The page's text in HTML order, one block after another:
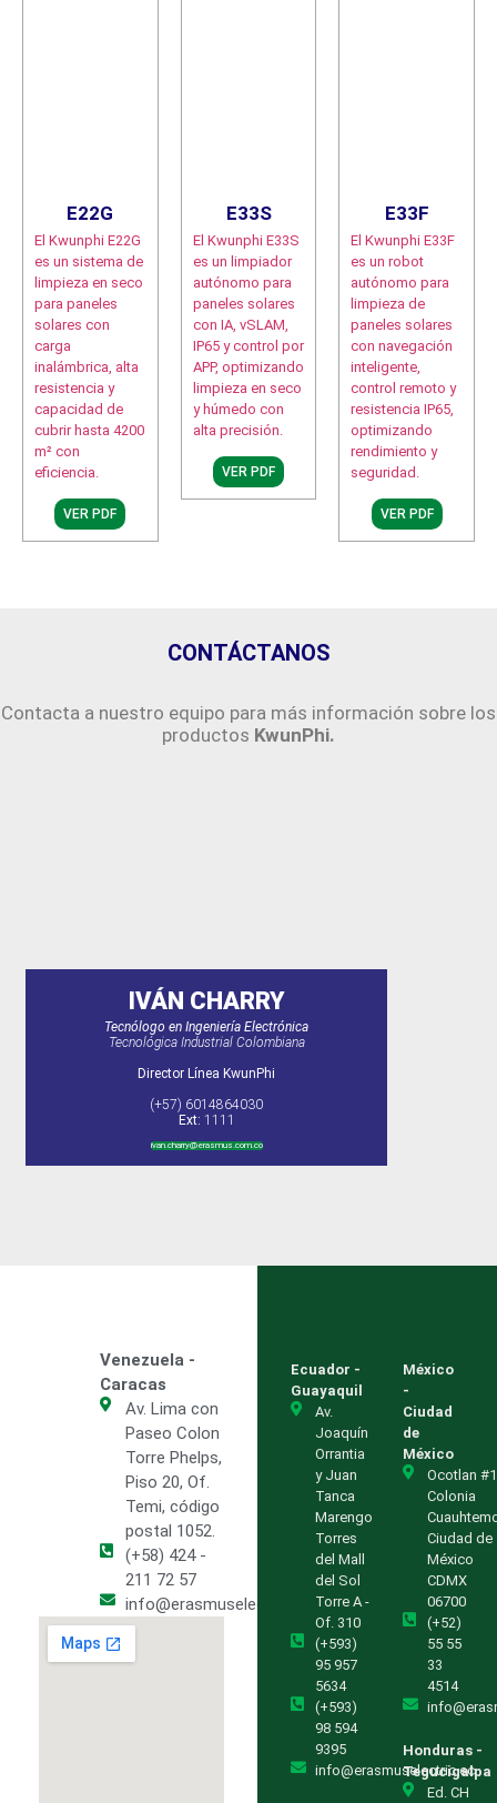
E22G
El Kwunphi E22G
es un sistema de
limpieza en seco
para paneles
solares con
carga
inalámbrica, alta
resistencia y
capacidad de
cubrir hasta 4200
m² con
eficiencia.
VER PDF
E33S
El Kwunphi E33S
es un limpiador
autónomo para
paneles solares
con IA, vSLAM,
IP65 y control por
APP, optimizando
limpieza en seco
y húmedo con
alta precisión.
VER PDF
E33F
El Kwunphi E33F
es un robot
autónomo para
limpieza de
paneles solares
con navegación
inteligente,
control remoto y
resistencia IP65,
optimizando
rendimiento y
seguridad.
VER PDF
CONTÁCTANOS
Contacta a nuestro equipo para más información sobre los
productos KwunPhi.
IVÁN CHARRY
Tecnólogo en Ingeniería Electrónica
Tecnológica Industrial Colombiana
Director Línea KwunPhi
(+57) 6014864030
Ext: 1111
ivan.charry@erasmus.com.co
Venezuela -
Caracas
Av. Lima con
Paseo Colon
Torre Phelps,
Piso 20, Of.
Temi, código
postal 1052.
(+58) 424 -
211 72 57
info@erasmuselectric.com.ve
Ecuador -
Guayaquil
Av.
Joaquín
Orrantia
y Juan
Tanca
Marengo
Torres
del Mall
del Sol
Torre A -
Of. 310
(+593)
95 957
5634
(+593)
98 594
9395
info@erasmuselectric.ec
México
-
Ciudad
de
México
Ocotlan
Colonia
Ciudad de
México
CDMX
06700
(+52)
55 55
33
4514
Honduras -
Tegucigalpa
Ed. CH